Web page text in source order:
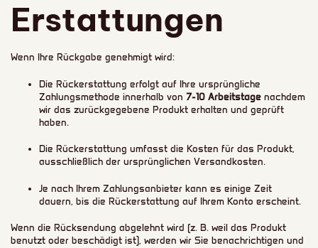
Erstattungen
Wenn Ihre Rückgabe genehmigt wird:
Die Rückerstattung erfolgt auf Ihre ursprüngliche
Zahlungsmethode innerhalb von 7-10 Arbeitstage nachdem
wir das zurückgegebene Produkt erhalten und geprüft
haben.
Die Rückerstattung umfasst die Kosten für das Produkt,
ausschließlich der ursprünglichen Versandkosten.
Je nach Ihrem Zahlungsanbieter kann es einige Zeit
dauern, bis die Rückerstattung auf Ihrem Konto erscheint.
Wenn die Rücksendung abgelehnt wird (z. B. weil das Produkt
benutzt oder beschädigt ist), werden wir Sie benachrichtigen und